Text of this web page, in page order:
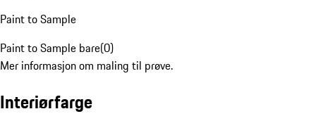
Paint to Sample
Paint to Sample bare(0)
Mer informasjon om maling til prøve.
Interiørfarge